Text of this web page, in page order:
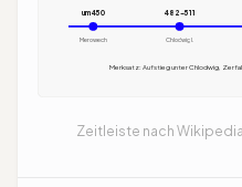
um 450
Merowech
482–511
Chlodwig I.
Merksatz: Aufstieg unter Chlodwig, Zerfall
Zeitleiste nach